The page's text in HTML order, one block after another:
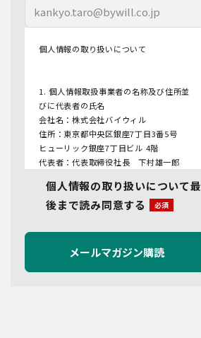
個人情報の取り扱いについて
1. 個人情報取扱事業者の名称及び住所並
びに代表者の氏名
会社名：株式会社バイウィル
住所：東京都中央区銀座7丁目3番5号
ヒューリック銀座7丁目ビル 4階
代表者：代表取締役社長 下村雄一郎
2.個人情報保護管理者
管理者名：管理部長
3.利用目的
当社で取り扱う個人情報（個人情報保護
法第2条第1項により定義された「個人情
個人情報の取り扱いについて最
後まで読み同意する